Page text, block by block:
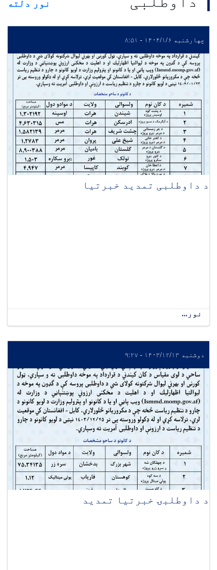
نور دلته
چهارشنبه ۱۴۰۴/۱/۶ - ۸:۵۱
د داوطلبی تمدید خبرتیا
نور...
دوشنبه ۱۴۰۳/۱۲/۱۳ - ۹:۲۷
د داوطلبۍ خبرتیا تمدید